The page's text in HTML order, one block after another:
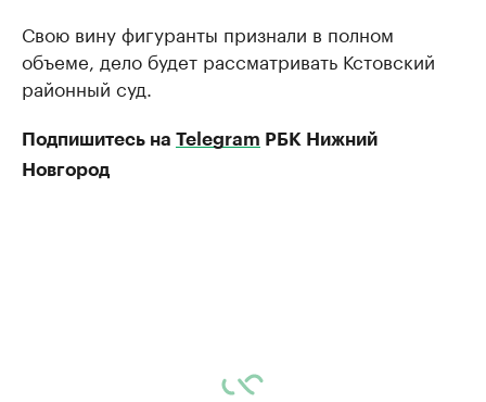
Свою вину фигуранты признали в полном
объеме, дело будет рассматривать Кстовский
районный суд.
Подпишитесь на Telegram РБК Нижний
Новгород